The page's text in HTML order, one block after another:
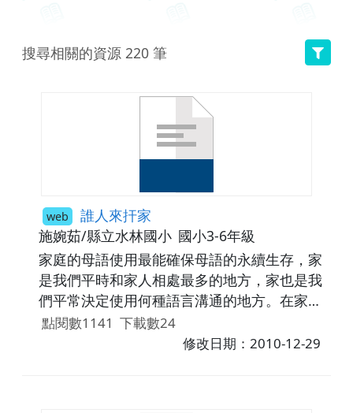
搜尋相關的資源 220 筆
web 誰人來扞家
施婉茹/縣立水林國小 國小3-6年級
家庭的母語使用最能確保母語的永續生存，家
是我們平時和家人相處最多的地方，家也是我
們平常決定使用何種語言溝通的地方。在家庭
中，家長對孩童有很大的影響力，不只在於語
言的學習，更重要的是價值觀的建立。因此設
點閱數1141 下載數24
修改日期：2010-12-29